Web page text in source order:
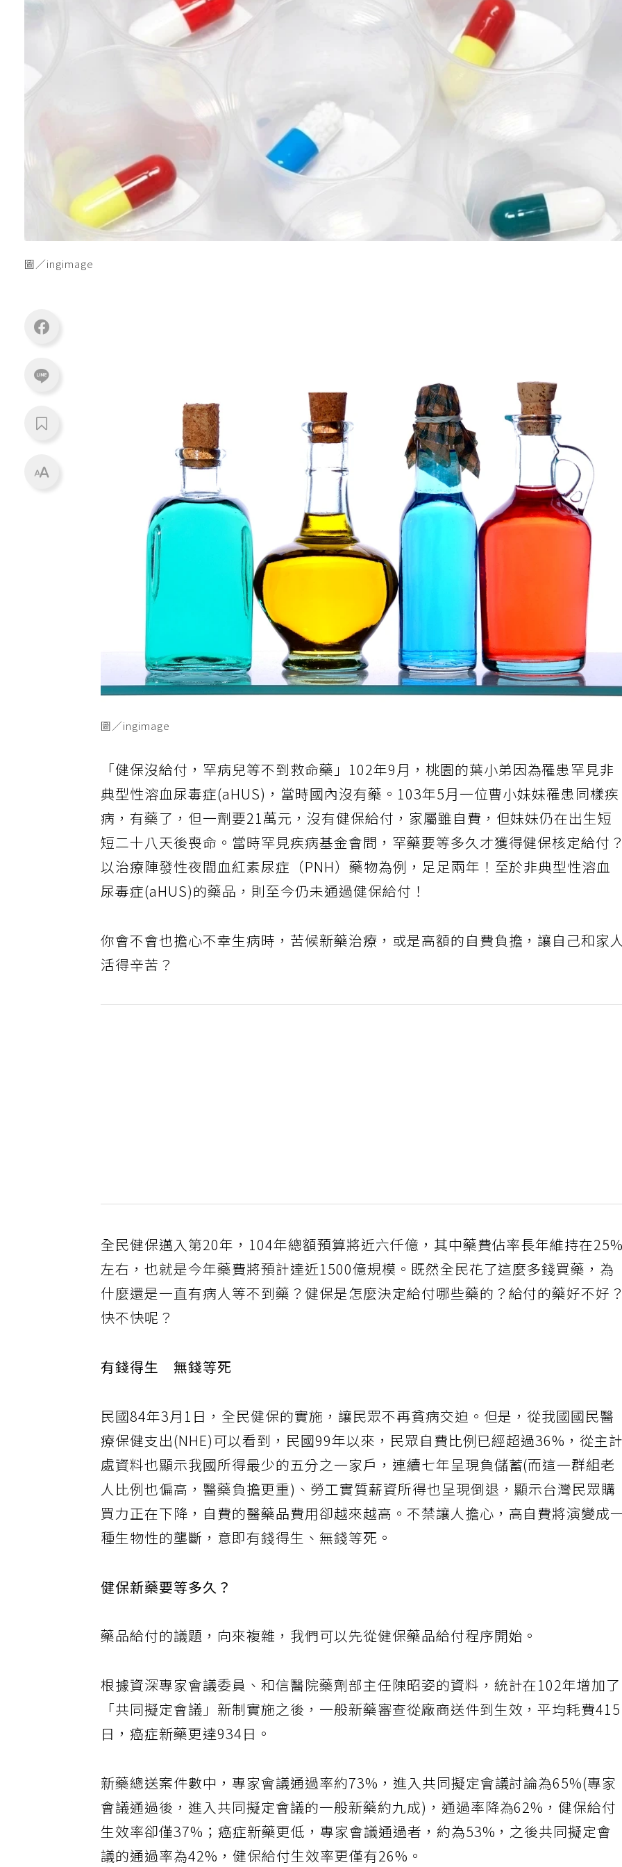
圖／ingimage
圖／ingimage
「健保沒給付，罕病兒等不到救命藥」102年9月，桃園的葉小弟因為罹患罕見非
典型性溶血尿毒症(aHUS)，當時國內沒有藥。103年5月一位曹小妹妹罹患同樣疾
病，有藥了，但一劑要21萬元，沒有健保給付，家屬雖自費，但妹妹仍在出生短
短二十八天後喪命。當時罕見疾病基金會問，罕藥要等多久才獲得健保核定給付
以治療陣發性夜間血紅素尿症（PNH）藥物為例，足足兩年！至於非典型性溶血
尿毒症(aHUS)的藥品，則至今仍未通過健保給付！
你會不會也擔心不幸生病時，苦候新藥治療，或是高額的自費負擔，讓自己和家
活得辛苦？
全民健保邁入第20年，104年總額預算將近六仟億，其中藥費佔率長年維持在
左右，也就是今年藥費將預計達近1500億規模。既然全民花了這麼多錢買藥，為
什麼還是一直有病人等不到藥？健保是怎麼決定給付哪些藥的？給付的藥好不好
快不快呢？
有錢得生 無錢等死
民國84年3月1日，全民健保的實施，讓民眾不再貧病交迫。但是，從我國國民醫
療保健支出(NHE)可以看到，民國99年以來，民眾自費比例已經超過36%，從主
處資料也顯示我國所得最少的五分之一家戶，連續七年呈現負儲蓄(而這一群組老
人比例也偏高，醫藥負擔更重)、勞工實質薪資所得也呈現倒退，顯示台灣民眾購
買力正在下降，自費的醫藥品費用卻越來越高。不禁讓人擔心，高自費將演變成
種生物性的壟斷，意即有錢得生、無錢等死。
健保新藥要等多久？
藥品給付的議題，向來複雜，我們可以先從健保藥品給付程序開始。
根據資深專家會議委員、和信醫院藥劑部主任陳昭姿的資料，統計在102年增加
「共同擬定會議」新制實施之後，一般新藥審查從廠商送件到生效，平均耗費
日，癌症新藥更達934日。
新藥總送案件數中，專家會議通過率約73%，進入共同擬定會議討論為65%(專家
會議通過後，進入共同擬定會議的一般新藥約九成)，通過率降為62%，健保給付
生效率卻僅37%；癌症新藥更低，專家會議通過者，約為53%，之後共同擬定會